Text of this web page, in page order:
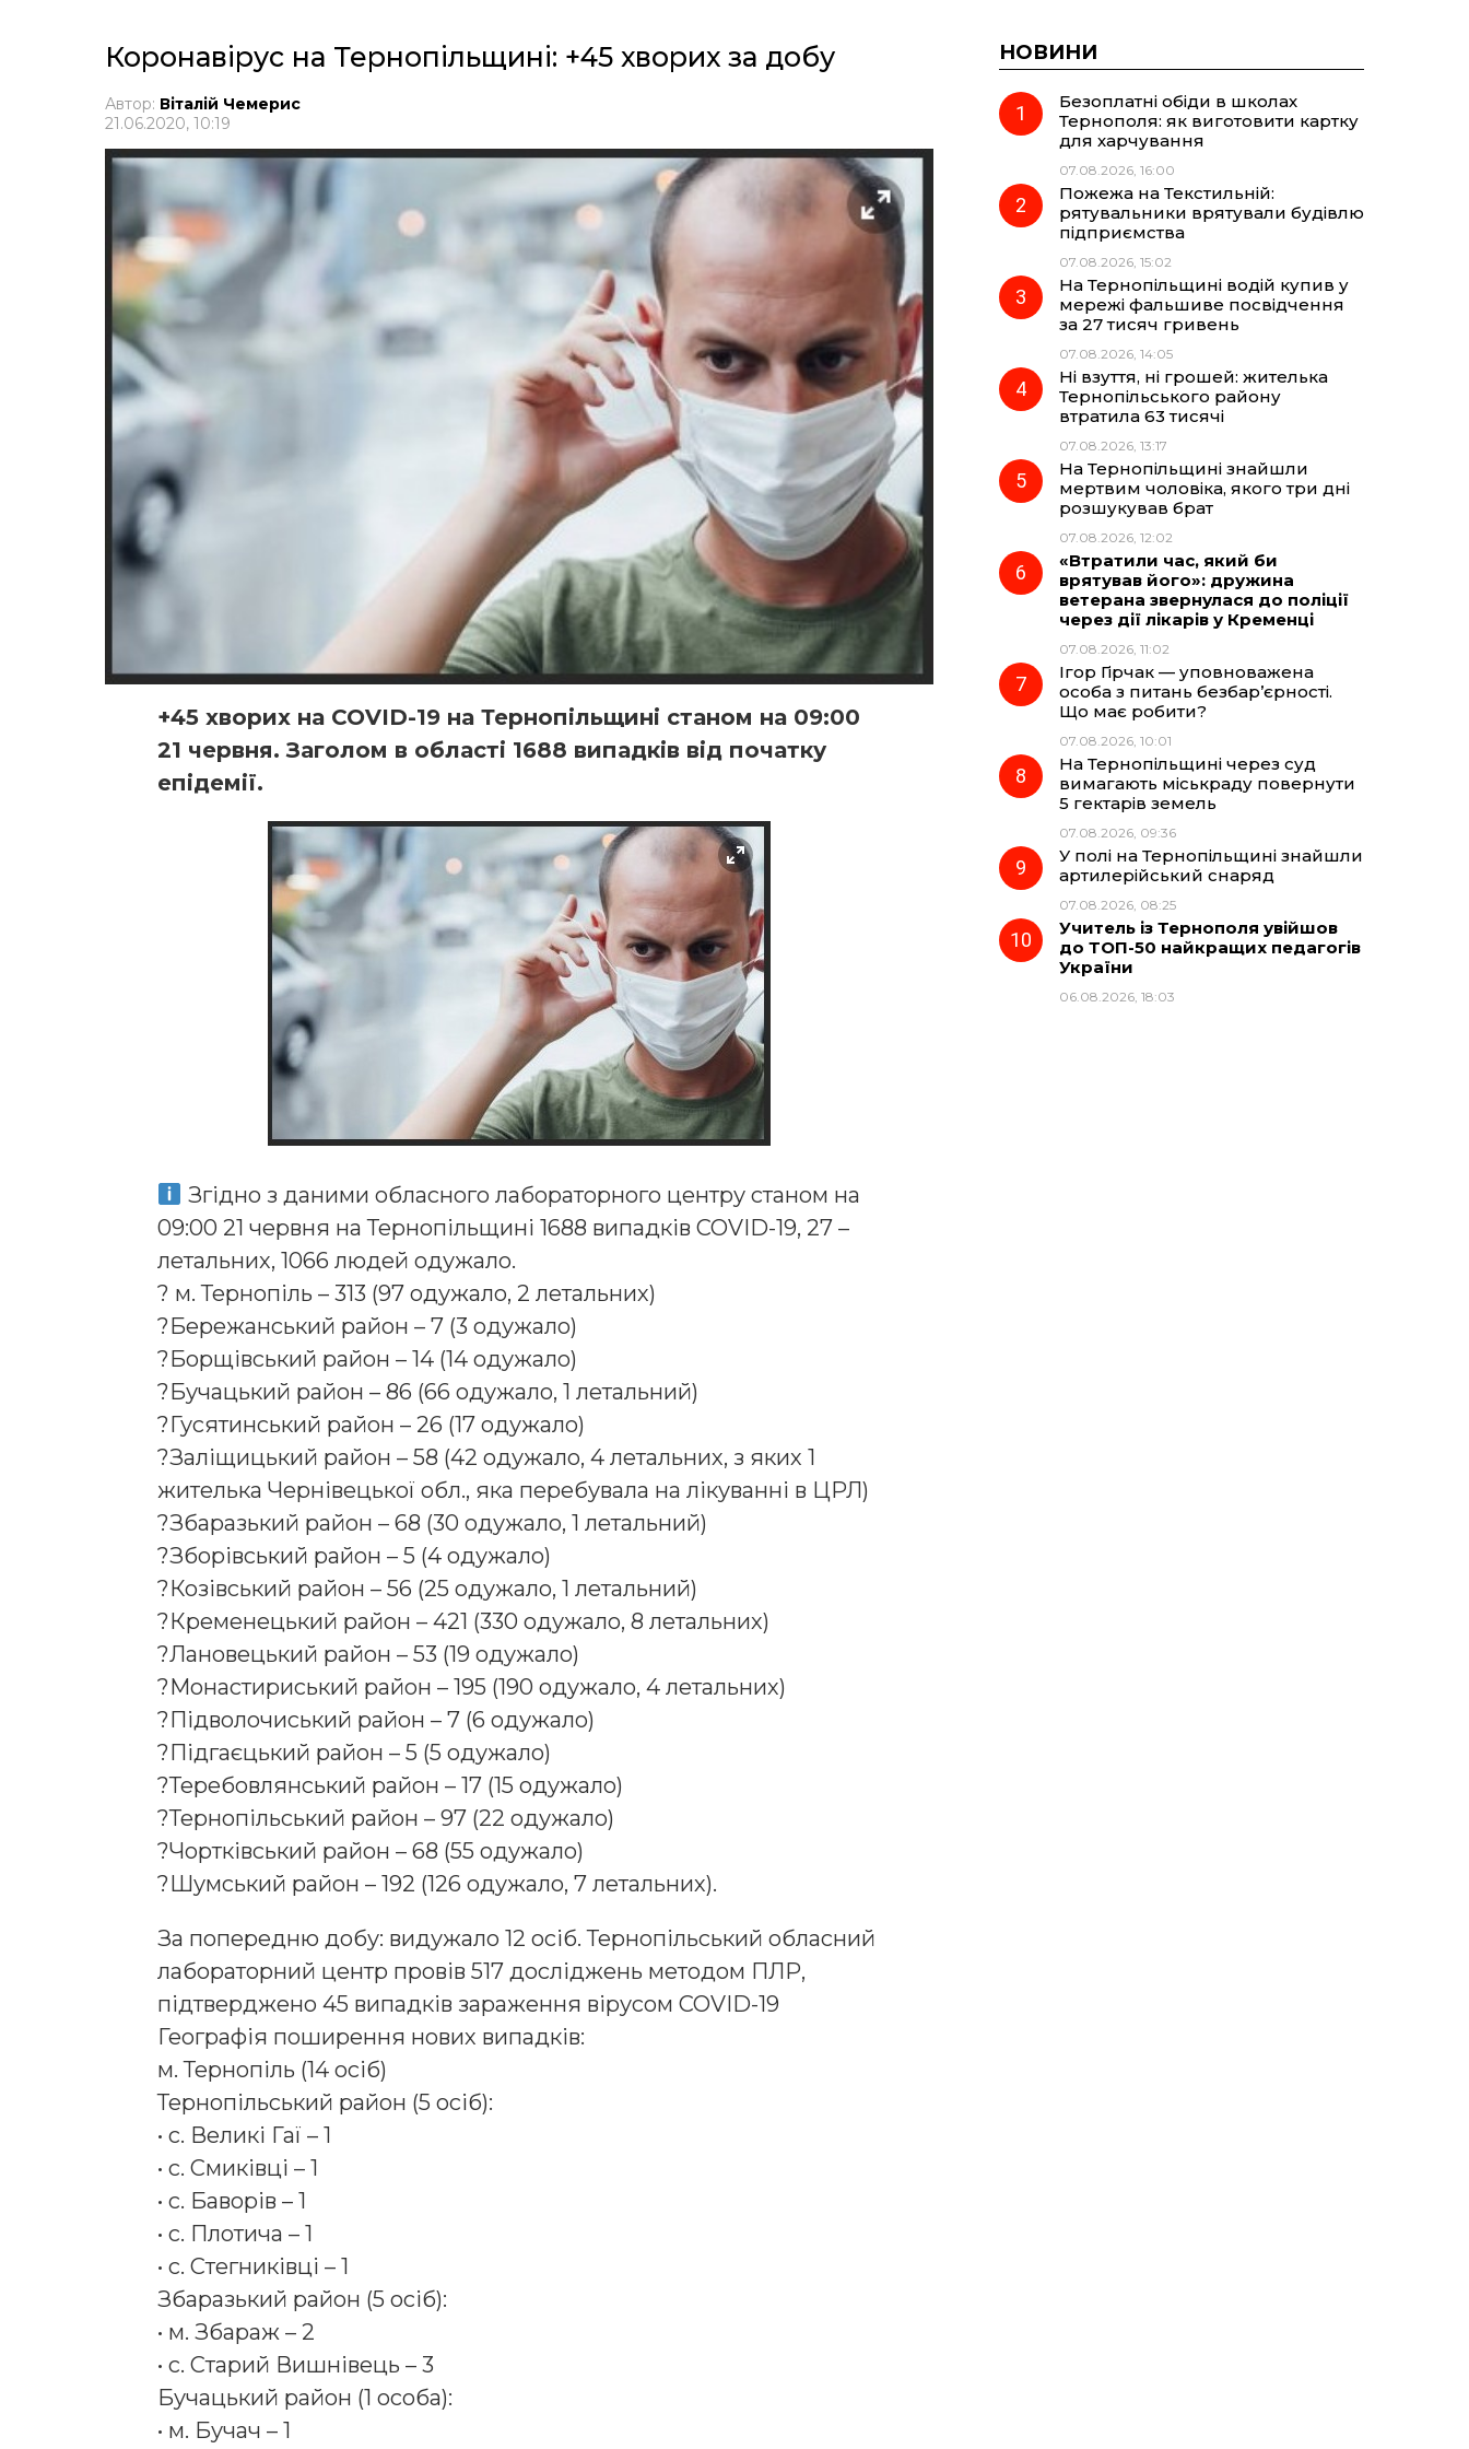
Коронавірус на Тернопільщині: +45 хворих за добу
Автор: Віталій Чемерис
21.06.2020, 10:19
+45 хворих на COVID-19 на Тернопільщині станом на 09:00
21 червня. Заголом в області 1688 випадків від початку
епідемії.
Згідно з даними обласного лабораторного центру станом на
09:00 21 червня на Тернопільщині 1688 випадків COVID-19, 27 –
летальних, 1066 людей одужало.
? м. Тернопіль – 313 (97 одужало, 2 летальних)
?Бережанський район – 7 (3 одужало)
?Борщівський район – 14 (14 одужало)
?Бучацький район – 86 (66 одужало, 1 летальний)
?Гусятинський район – 26 (17 одужало)
?Заліщицький район – 58 (42 одужало, 4 летальних, з яких 1
жителька Чернівецької обл., яка перебувала на лікуванні в ЦРЛ)
?Збаразький район – 68 (30 одужало, 1 летальний)
?Зборівський район – 5 (4 одужало)
?Козівський район – 56 (25 одужало, 1 летальний)
?Кременецький район – 421 (330 одужало, 8 летальних)
?Лановецький район – 53 (19 одужало)
?Монастириський район – 195 (190 одужало, 4 летальних)
?Підволочиський район – 7 (6 одужало)
?Підгаєцький район – 5 (5 одужало)
?Теребовлянський район – 17 (15 одужало)
?Тернопільський район – 97 (22 одужало)
?Чортківський район – 68 (55 одужало)
?Шумський район – 192 (126 одужало, 7 летальних).
За попередню добу: видужало 12 осіб. Тернопільський обласний
лабораторний центр провів 517 досліджень методом ПЛР,
підтверджено 45 випадків зараження вірусом COVID-19
Географія поширення нових випадків:
м. Тернопіль (14 осіб)
Тернопільський район (5 осіб):
• с. Великі Гаї – 1
• с. Смиківці – 1
• с. Баворів – 1
• с. Плотича – 1
• с. Стегниківці – 1
Збаразький район (5 осіб):
• м. Збараж – 2
• с. Старий Вишнівець – 3
Бучацький район (1 особа):
• м. Бучач – 1
НОВИНИ
Безоплатні обіди в школах
Тернополя: як виготовити картку
для харчування
07.08.2026, 16:00
Пожежа на Текстильній:
рятувальники врятували будівлю
підприємства
07.08.2026, 15:02
На Тернопільщині водій купив у
мережі фальшиве посвідчення
за 27 тисяч гривень
07.08.2026, 14:05
Ні взуття, ні грошей: жителька
Тернопільського району
втратила 63 тисячі
07.08.2026, 13:17
На Тернопільщині знайшли
мертвим чоловіка, якого три дні
розшукував брат
07.08.2026, 12:02
«Втратили час, який би
врятував його»: дружина
ветерана звернулася до поліції
через дії лікарів у Кременці
07.08.2026, 11:02
Ігор Гірчак — уповноважена
особа з питань безбар’єрності.
Що має робити?
07.08.2026, 10:01
На Тернопільщині через суд
вимагають міськраду повернути
5 гектарів земель
07.08.2026, 09:36
У полі на Тернопільщині знайшли
артилерійський снаряд
07.08.2026, 08:25
Учитель із Тернополя увійшов
до ТОП-50 найкращих педагогів
України
06.08.2026, 18:03